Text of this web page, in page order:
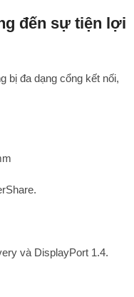
đến sự tiện lợi
bị đa dạng cổng kết nối,
và DisplayPort 1.4.